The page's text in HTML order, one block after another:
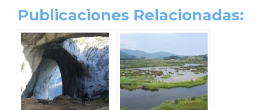
Publicaciones Relacionadas: